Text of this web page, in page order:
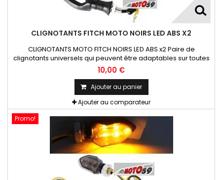
CLIGNOTANTS FITCH MOTO NOIRS LED ABS X2
CLIGNOTANTS MOTO FITCH NOIRS LED ABS x2 Paire de
clignotants universels qui peuvent être adaptables sur toutes
motos ou scooters
10,00 €
Ajouter au panier
Ajouter au comparateur
Promo!